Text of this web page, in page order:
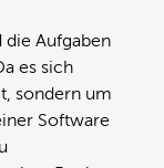
Aufgaben
es sich
sondern um
Software